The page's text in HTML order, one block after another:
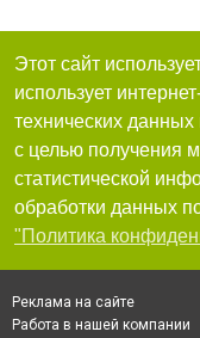
Этот сайт
использует
технических данных
с целью получения
статистической
обработки данных
"Политика
Реклама на сайте
Работа в нашей компании